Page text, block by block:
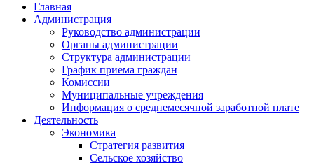
Главная
Администрация
Руководство администрации
Органы администрации
Структура администрации
График приема граждан
Комиссии
Муниципальные учреждения
Информация о среднемесячной заработной плате
Деятельность
Экономика
Стратегия развития
Сельское хозяйство